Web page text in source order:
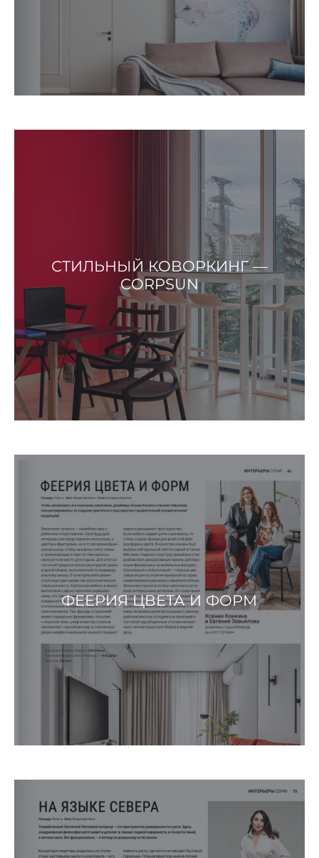
СТИЛЬНЫЙ КОВОРКИНГ —
CORPSUN
ФЕЕРИЯ ЦВЕТА И ФОРМ